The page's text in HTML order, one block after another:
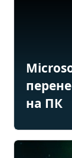
на ПК